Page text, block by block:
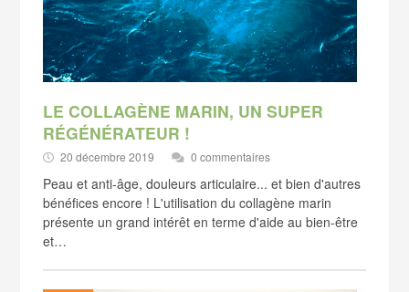
LE COLLAGÈNE MARIN, UN SUPER
RÉGÉNÉRATEUR !
20 décembre 2019 0 commentaires
Peau et anti-âge, douleurs articulaire... et bien d'autres
bénéfices encore ! L'utilisation du collagène marin
présente un grand intérêt en terme d'aide au bien-être
et…